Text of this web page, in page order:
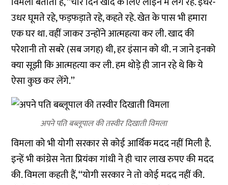
उधर घूमते रहे, फड़फड़ाते रहे, कहते रहे. खेत के पास भी हमारा
एक घर था. वहीं जाकर उन्होंने आत्महत्या कर ली. खाद की
परेशानी तो सबरे (सब जगह) थी, हर इंसान को थी. न जाने इनको
क्या सूझी कि आत्महत्या कर ली. हम थोड़े ही जान रहे थे कि ये
ऐसा कुछ कर लेंगे.’’
अपने पति बब्लूपाल की तस्वीर दिखाती विमला
विमला को भी योगी सरकार से कोई आर्थिक मदद नहीं मिली है.
इन्हें भी कांग्रेस नेता प्रियंका गांधी ने ही चार लाख रुपए की मदद
की. विमला कहती हैं, ‘‘योगी सरकार ने तो कोई मदद नहीं की.